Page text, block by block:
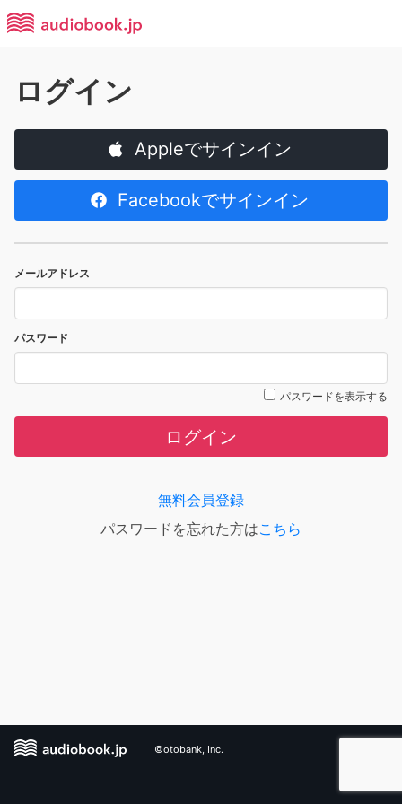
ログイン
Appleでサインイン
Facebookでサインイン
メールアドレス
パスワード
パスワードを表示する
ログイン
無料会員登録
パスワードを忘れた方はこちら
©otobank, Inc.